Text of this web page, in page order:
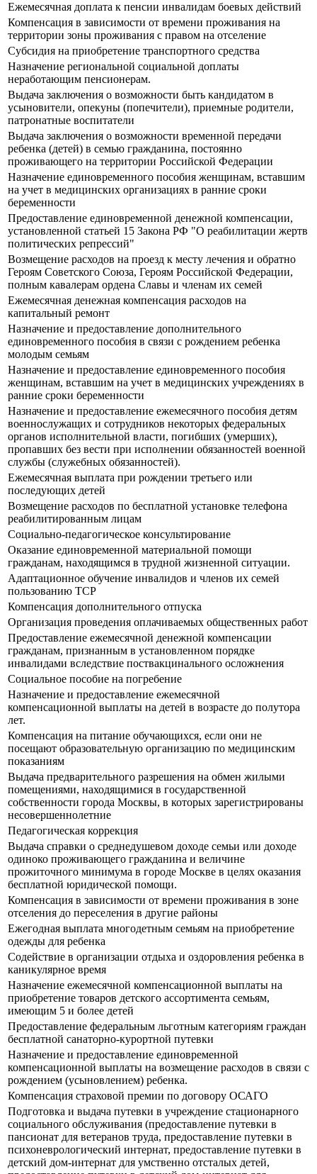
Ежемесячная доплата к пенсии инвалидам боевых действий
Компенсация в зависимости от времени проживания на
территории зоны проживания с правом на отселение
Субсидия на приобретение транспортного средства
Назначение региональной социальной доплаты
неработающим пенсионерам.
Выдача заключения о возможности быть кандидатом в
усыновители, опекуны (попечители), приемные родители,
патронатные воспитатели
Выдача заключения о возможности временной передачи
ребенка (детей) в семью гражданина, постоянно
проживающего на территории Российской Федерации
Назначение единовременного пособия женщинам, вставшим
на учет в медицинских организациях в ранние сроки
беременности
Предоставление единовременной денежной компенсации,
установленной статьей 15 Закона РФ "О реабилитации жертв
политических репрессий"
Возмещение расходов на проезд к месту лечения и обратно
Героям Советского Союза, Героям Российской Федерации,
полным кавалерам ордена Славы и членам их семей
Ежемесячная денежная компенсация расходов на
капитальный ремонт
Назначение и предоставление дополнительного
единовременного пособия в связи с рождением ребенка
молодым семьям
Назначение и предоставление единовременного пособия
женщинам, вставшим на учет в медицинских учреждениях в
ранние сроки беременности
Назначение и предоставление ежемесячного пособия детям
военнослужащих и сотрудников некоторых федеральных
органов исполнительной власти, погибших (умерших),
пропавших без вести при исполнении обязанностей военной
службы (служебных обязанностей).
Ежемесячная выплата при рождении третьего или
последующих детей
Возмещение расходов по бесплатной установке телефона
реабилитированным лицам
Социально-педагогическое консультирование
Оказание единовременной материальной помощи
гражданам, находящимся в трудной жизненной ситуации.
Адаптационное обучение инвалидов и членов их семей
пользованию ТСР
Компенсация дополнительного отпуска
Организация проведения оплачиваемых общественных работ
Предоставление ежемесячной денежной компенсации
гражданам, признанным в установленном порядке
инвалидами вследствие поствакцинального осложнения
Социальное пособие на погребение
Назначение и предоставление ежемесячной
компенсационной выплаты на детей в возрасте до полутора
лет.
Компенсация на питание обучающихся, если они не
посещают образовательную организацию по медицинским
показаниям
Выдача предварительного разрешения на обмен жилыми
помещениями, находящимися в государственной
собственности города Москвы, в которых зарегистрированы
несовершеннолетние
Педагогическая коррекция
Выдача справки о среднедушевом доходе семьи или доходе
одиноко проживающего гражданина и величине
прожиточного минимума в городе Москве в целях оказания
бесплатной юридической помощи.
Компенсация в зависимости от времени проживания в зоне
отселения до переселения в другие районы
Ежегодная выплата многодетным семьям на приобретение
одежды для ребенка
Содействие в организации отдыха и оздоровления ребенка в
каникулярное время
Назначение ежемесячной компенсационной выплаты на
приобретение товаров детского ассортимента семьям,
имеющим 5 и более детей
Предоставление федеральным льготным категориям граждан
бесплатной санаторно-курортной путевки
Назначение и предоставление единовременной
компенсационной выплаты на возмещение расходов в связи с
рождением (усыновлением) ребенка.
Компенсация страховой премии по договору ОСАГО
Подготовка и выдача путевки в учреждение стационарного
социального обслуживания (предоставление путевки в
пансионат для ветеранов труда, предоставление путевки в
психоневрологический интернат, предоставление путевки в
детский дом-интернат для умственно отсталых детей,